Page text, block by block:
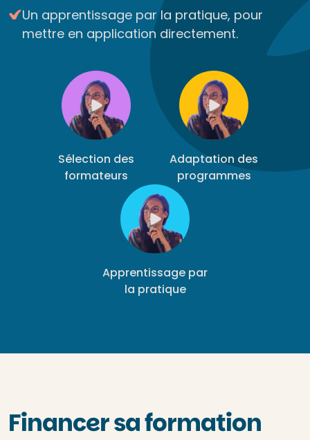
Un apprentissage par la pratique, pour
mettre en application directement.
Sélection des
formateurs
Adaptation des
programmes
Apprentissage par
la pratique
Financer sa formation